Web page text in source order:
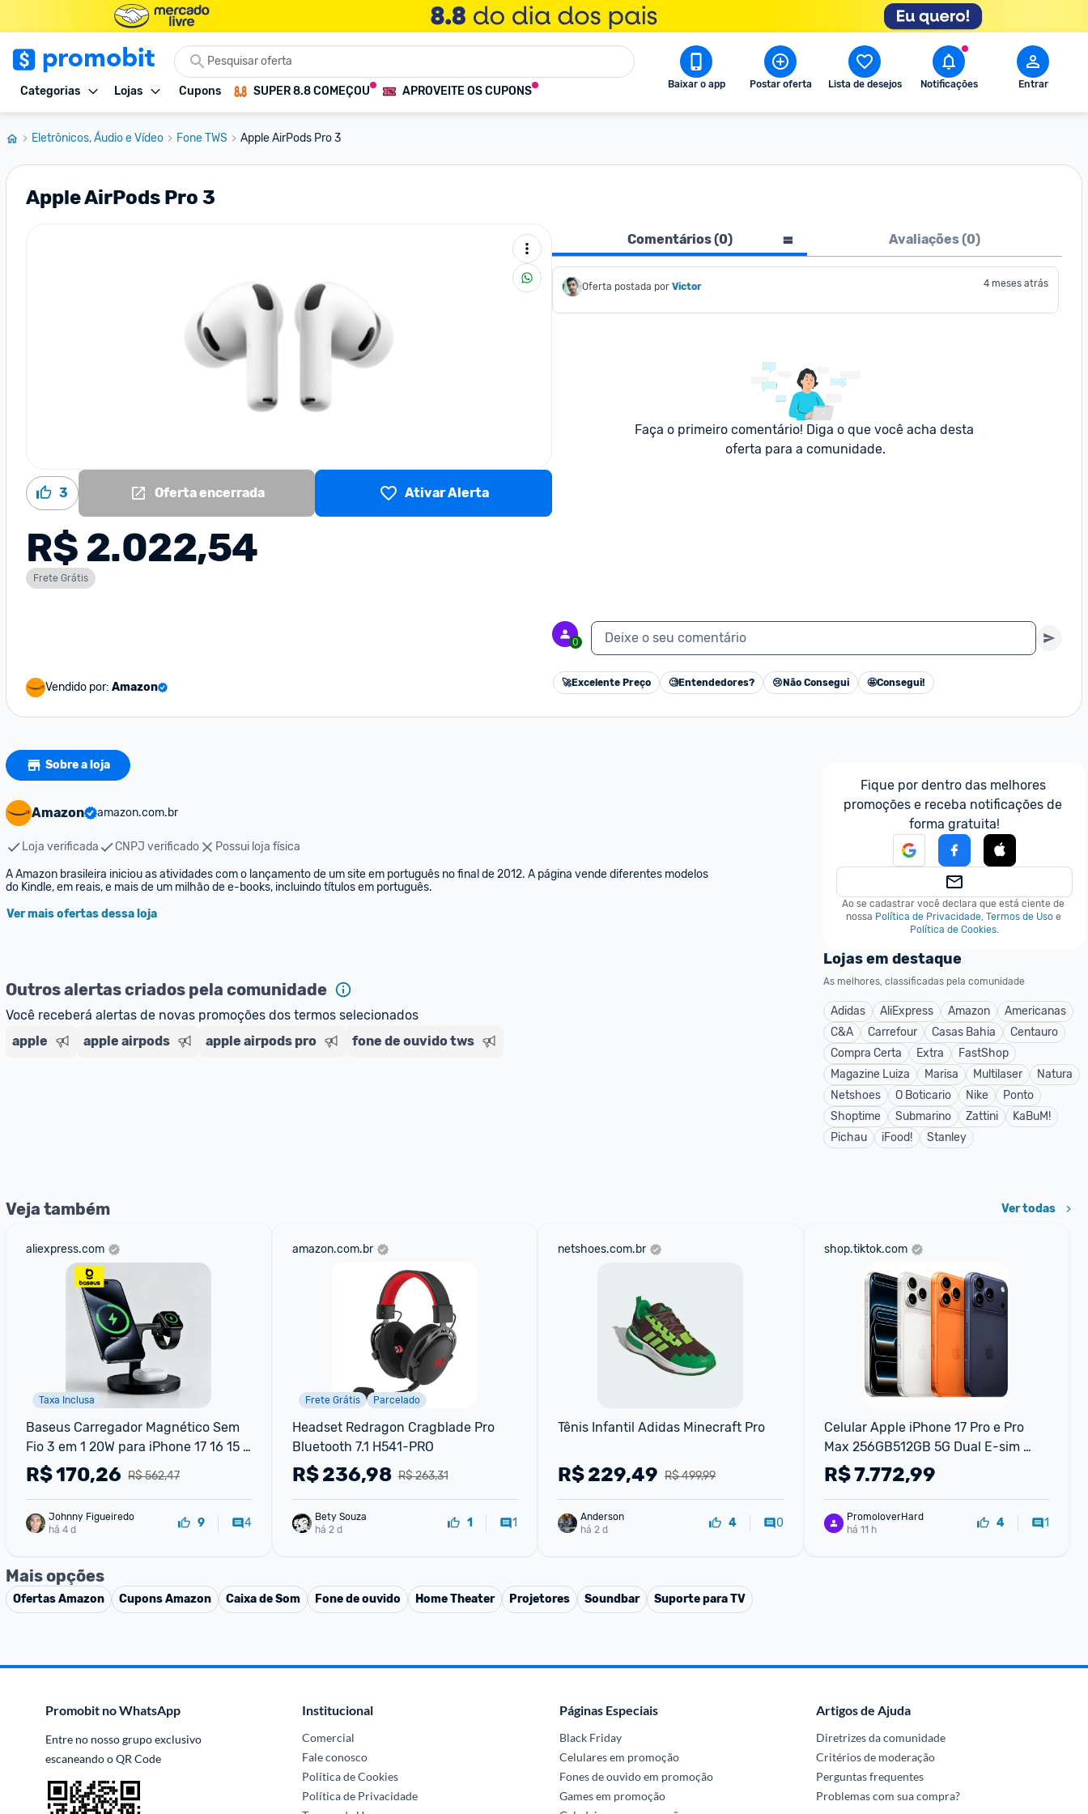
Categorias Lojas Cupons SUPER 8.8 COMEÇOU APROVEITE OS CUPONS Baixar o app Postar oferta Lista de desejos Notificações Entrar
Eletrônicos, Áudio e Vídeo Fone TWS Apple AirPods Pro 3
Apple AirPods Pro 3
3 Oferta encerrada Ativar Alerta
R$ 2.022,54
Frete Grátis
Vendido por: Amazon
Comentários (0) Avaliações (0)
Oferta postada por Victor 4 meses atrás
Faça o primeiro comentário! Diga o que você acha desta
oferta para a comunidade.
0 Deixe o seu comentário
🚀Excelente Preço 🧐Entendedores? 😢 Não Consegui 🤩Consegui!
Sobre a loja
Amazon amazon.com.br
Loja verificada CNPJ verificado
Possui loja física
A Amazon brasileira iniciou as atividades com o lançamento de um site em português no final de 2012. A página vende diferentes modelos
do Kindle, em reais, e mais de um milhão de e-books, incluindo títulos em português.
Ver mais ofertas dessa loja
Outros alertas criados pela comunidade
Você receberá alertas de novas promoções dos termos selecionados
apple
apple airpods apple airpods pro fone de ouvido tws
Fique por dentro das melhores
promoções e receba notificações de
forma gratuita!
Ao se cadastrar você declara que está ciente de
nossa Política de Privacidade, Termos de Uso e
Política de Cookies.
Lojas em destaque
As melhores, classificadas pela comunidade
Adidas AliExpress Amazon
Americanas
C&A
Carrefour Casas Bahia
Centauro
Compra Certa
Extra
FastShop
Magazine Luiza
Marisa Multilaser
Natura
Netshoes
O Boticario Nike
Ponto
Shoptime
Submarino Zattini
KaBuM!
Pichau
iFood! Stanley
Veja também Ver todas
aliexpress.com
Taxa Inclusa
Baseus Carregador Magnético Sem
Fio 3 em 1 20W para iPhone 17 16 15
Pro Airpods e Apple Watch - Suporte
R$ 562,47
R$170,26
Johnny Figueiredo
há 4 d
9 4
amazon.com.br
Frete Grátis Parcelado
Headset Redragon Cragblade Pro
Bluetooth 7.1 H541-PRO
R$ 263,31
R$236,98
Bety Souza
há 2 d
1 1
netshoes.com.br
Tênis Infantil Adidas Minecraft Pro
R$ 499,99
R$229,49
Anderson
há 2 d
4 0
shop.tiktok.com
Celular Apple iPhone 17 Pro e Pro
Max 256GB512GB 5G Dual E-sim
Lacrado Original 1 Ano de Garantia
Smartphone
R$7.772,99
PromoloverHard
há 11 h
4 1
Mais opções
OfertasAmazon CuponsAmazon Caixa de Som Fone de ouvido Home Theater Projetores Soundbar Suporte para TV
Promobit no WhatsApp
Entre no nosso grupo exclusivo
escaneando o QR Code
Institucional
Comercial
Fale conosco
Política de Cookies
Política de Privacidade
Páginas Especiais
Black Friday
Celulares em promoção
Fones de ouvido em promoção
Games em promoção
Artigos de Ajuda
Diretrizes da comunidade
Critérios de moderação
Perguntas frequentes
Problemas com sua compra?